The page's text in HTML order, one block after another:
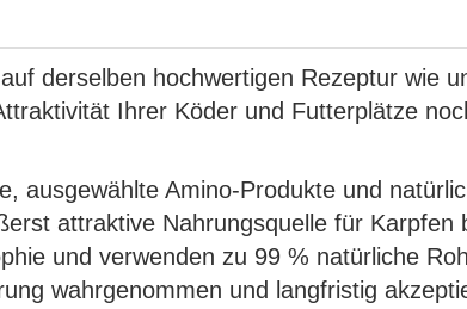
derselben hochwertigen Rezeptur wie
Ihrer Köder und Futterplätze
ausgewählte Amino-Produkte und
attraktive Nahrungsquelle für Karpfen
und verwenden zu 99 % natürliche
wahrgenommen und langfristig